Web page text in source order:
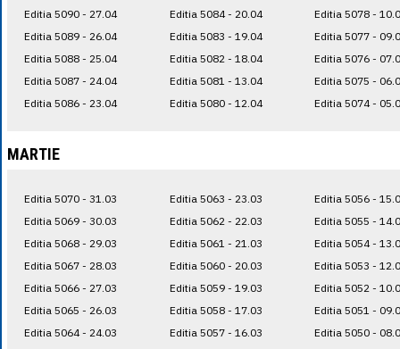
Editia 5090 - 27.04
Editia 5089 - 26.04
Editia 5088 - 25.04
Editia 5087 - 24.04
Editia 5086 - 23.04
Editia 5084 - 20.04
Editia 5083 - 19.04
Editia 5082 - 18.04
Editia 5081 - 13.04
Editia 5080 - 12.04
Editia 5078 -
Editia 5077 -
Editia 5076 -
Editia 5075 -
Editia 5074 -
MARTIE
Editia 5070 - 31.03
Editia 5069 - 30.03
Editia 5068 - 29.03
Editia 5067 - 28.03
Editia 5066 - 27.03
Editia 5065 - 26.03
Editia 5064 - 24.03
Editia 5063 - 23.03
Editia 5062 - 22.03
Editia 5061 - 21.03
Editia 5060 - 20.03
Editia 5059 - 19.03
Editia 5058 - 17.03
Editia 5057 - 16.03
Editia 5056 -
Editia 5055 -
Editia 5054 -
Editia 5053 -
Editia 5052 -
Editia 5051 -
Editia 5050 -